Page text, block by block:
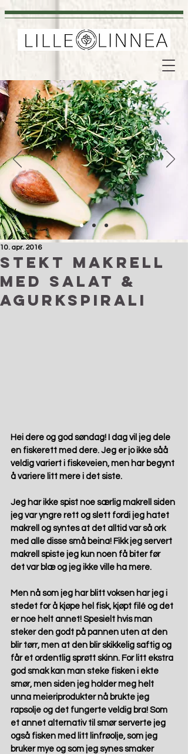
Stekt makrell
med salat &
agurkspirali
10. apr. 2016
Hei dere og god søndag! I dag vil jeg dele
en fiskerett med dere. Jeg er jo ikke såå
veldig variert i fiskeveien, men har begynt
å variere litt mere i det siste.
Jeg har ikke spist noe særlig makrell siden
jeg var yngre rett og slett fordi jeg hatet
makrell og syntes at det alltid var så ork
med alle disse små beina! Fikk jeg servert
makrell spiste jeg kun noen få biter før
det var blæ og jeg ikke ville ha mere.
Men nå som jeg har blitt voksen har jeg i
stedet for å kjøpe hel fisk, kjøpt filé og det
er noe helt annet! Spesielt hvis man
steker den godt på pannen uten at den
blir tørr, men at den blir skikkelig saftig og
får et ordentlig sprøtt skinn. For litt ekstra
god smak kan man steke fisken i ekte
smør, men siden jeg holder meg helt
unna meieriprodukter nå brukte jeg
rapsolje og det fungerte veldig bra! Som
et annet alternativ til smør serverte jeg
også fisken med litt linfrøolje, som jeg
bruker mye og som jeg synes smaker